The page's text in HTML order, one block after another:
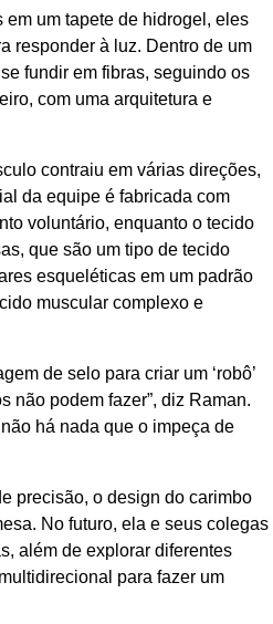
um tapete de hidrogel, eles
responder à luz. Dentro de um
fundir em fibras, seguindo os
com uma arquitetura e
contraiu em várias direções,
da equipe é fabricada com
voluntário, enquanto o tecido
que são um tipo de tecido
esqueléticas em um padrão
muscular complexo e
de selo para criar um ‘robô’
não podem fazer”, diz Raman.
há nada que o impeça de
precisão, o design do carimbo
No futuro, ela e seus colegas
além de explorar diferentes
para fazer um